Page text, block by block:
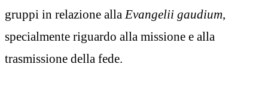
gruppi in relazione alla Evangelii gaudium,
specialmente riguardo alla missione e alla
trasmissione della fede.